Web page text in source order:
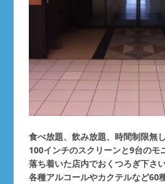
食べ放題、飲み放題、時間制限無し
100インチのスクリーンと9台のモ
落ち着いた店内でおくつろぎ下さ
各種アルコールやカクテルなど60